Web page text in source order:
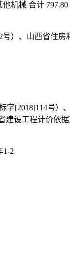
机械 合计 797.80
）、山西省住
[2018]114号）
建设工程计价依
1-2